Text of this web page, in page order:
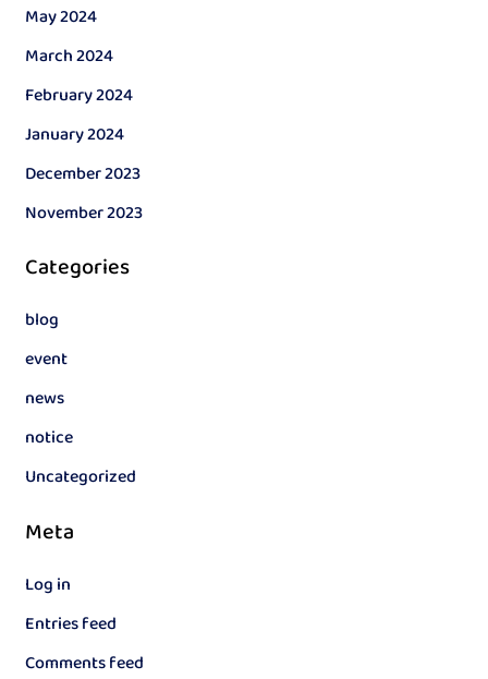
May 2024
March 2024
February 2024
January 2024
December 2023
November 2023
Categories
blog
event
news
notice
Uncategorized
Meta
Log in
Entries feed
Comments feed